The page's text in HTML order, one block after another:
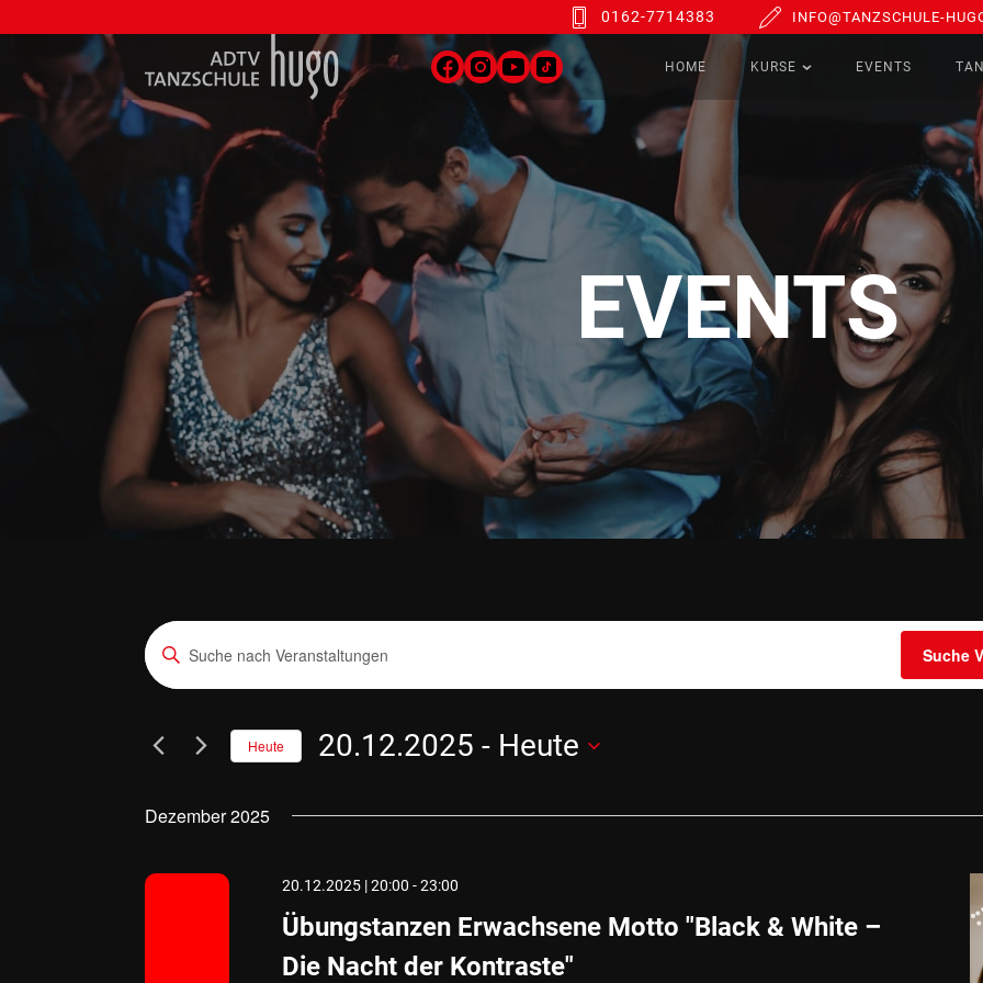
0162-7714383 INFO@TANZSCHULE-
HOME KURSE EVENTS
EVENTS
Veranstaltungen
Suche
Ansichten,
Bitte
Schlüsselwort
Suche
Schlüsselwort.
Suche
Heute 20.12.2025 - Heute
wählen.
Dezember 2025
20.12.2025 | 20:00 -23:00
Übungstanzen Erwachsene Motto "Black & White –
Die Nacht der Kontraste"